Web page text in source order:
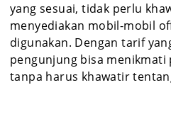
yang sesuai, tidak perlu
menyediakan mobil-mobil
digunakan. Dengan tarif
pengunjung bisa
tanpa harus khawatir